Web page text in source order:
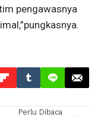
pengawasnya
Perlu Dibaca